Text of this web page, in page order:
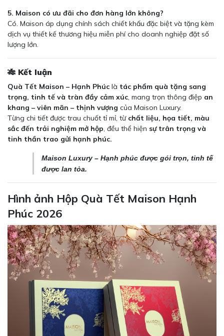
5. Maison có ưu đãi cho đơn hàng lớn không?
Có. Maison áp dụng chính sách chiết khấu đặc biệt và tặng kèm
dịch vụ thiết kế thương hiệu miễn phí cho doanh nghiệp đặt số
lượng lớn.
🎋 Kết luận
Quà Tết Maison – Hạnh Phúc là tác phẩm quà tặng sang
trọng, tinh tế và tràn đầy cảm xúc, mang trọn thông điệp an
khang – viên mãn – thịnh vượng của Maison Luxury.
Từng chi tiết được trau chuốt tỉ mỉ, từ chất liệu, họa tiết, màu
sắc đến trải nghiệm mở hộp, đều thể hiện sự trân trọng và
tinh thần trao gửi hạnh phúc.
Maison Luxury – Hạnh phúc được gói trọn, tinh tế
được lan tỏa.
Hình ảnh Hộp Quà Tết Maison Hạnh
Phúc 2026